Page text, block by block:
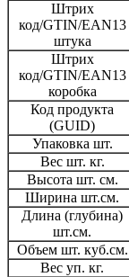
Штрих
код/GTIN/EAN13
штука
Штрих
код/GTIN/EAN13
коробка
Код продукта
(GUID)
Упаковка шт.
Вес шт. кг.
Высота шт. см.
Ширина шт.см.
Длина (глубина)
шт.см.
Объем шт. куб.см.
Вес уп. кг.